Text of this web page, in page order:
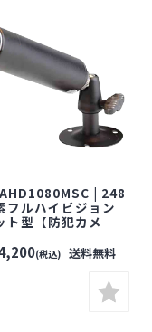
| 248
フルハイビジョン
ト型【防犯カメ
ティーカメラ】【小
ラ】【屋外設置対
(税込) 送料無料